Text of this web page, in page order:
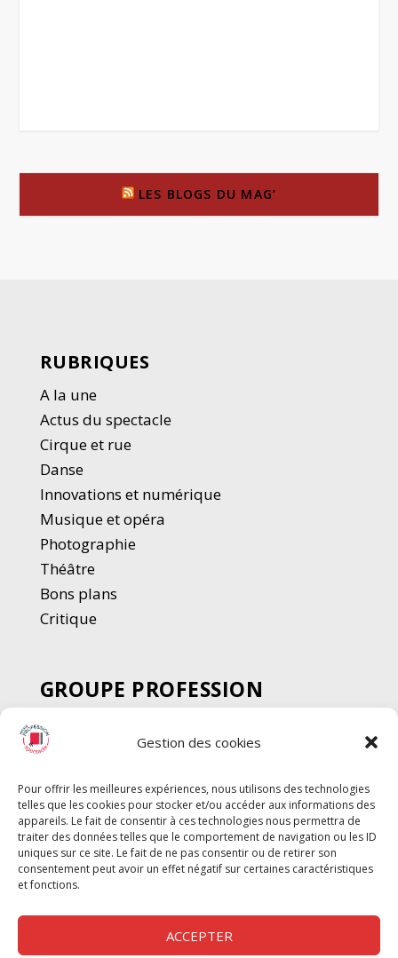
Gestion des cookies
Pour offrir les meilleures expériences, nous utilisons des technologies
telles que les cookies pour stocker et/ou accéder aux informations des
appareils. Le fait de consentir à ces technologies nous permettra de
traiter des données telles que le comportement de navigation ou les ID
uniques sur ce site. Le fait de ne pas consentir ou de retirer son
consentement peut avoir un effet négatif sur certaines caractéristiques
et fonctions.
ACCEPTER
LES BLOGS DU MAG’
RUBRIQUES
A la une
Actus du spectacle
Cirque et rue
Danse
Innovations et numérique
Musique et opéra
Photographie
Théâtre
Bons plans
Critique
GROUPE PROFESSION
SPECTACLE
Chèque Intermittents
Chèque Compta
Chèque Emploi Spectacle
G-Pods
Profession Audio-visuel